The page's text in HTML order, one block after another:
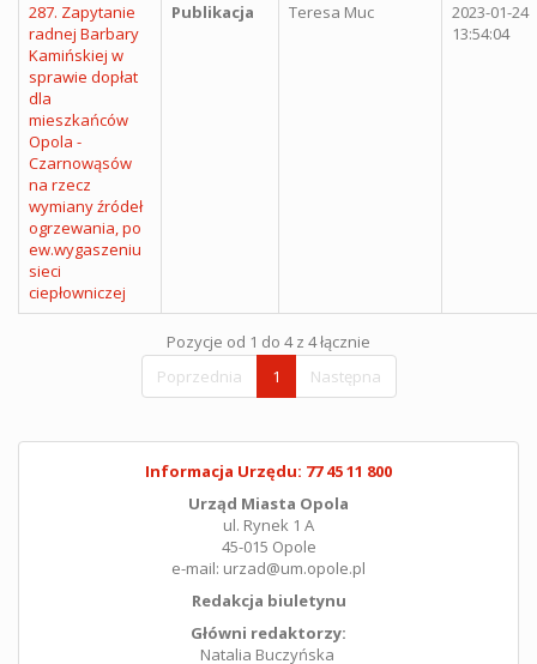
287. Zapytanie
radnej Barbary
Kamińskiej w
sprawie dopłat
dla
mieszkańców
Opola -
Czarnowąsów
na rzecz
wymiany źródeł
ogrzewania, po
ew.wygaszeniu
sieci
ciepłowniczej
Publikacja Teresa Muc
2023-01-24
13:54:04
Pozycje od 1 do 4 z 4 łącznie
Poprzednia
1 Następna
Informacja Urzędu: 77 45 11 800
Urząd Miasta Opola
ul. Rynek 1 A
45-015 Opole
e-mail: urzad@um.opole.pl
Redakcja biuletynu
Główni redaktorzy:
Natalia Buczyńska